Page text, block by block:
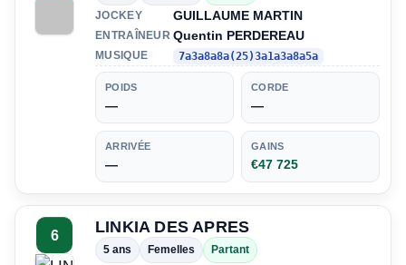
JOCKEY
GUILLAUME MARTIN
ENTRAÎNEUR Quentin PERDEREAU
MUSIQUE 7a3a8a8a(25)3a1a3a8a5a
POIDS
—
CORDE
—
ARRIVÉE
—
GAINS
€47 725
6 LINKIA DES APRES
5 ans Femelles
Partant